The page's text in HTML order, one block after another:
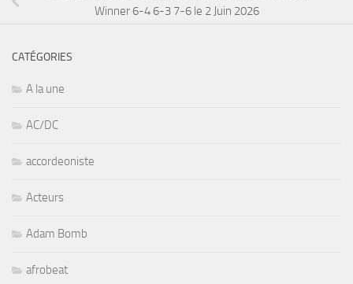
Winner 6-4 6-3 7-6 le 2 Juin 2026
CATÉGORIES
A la une
AC/DC
accordeoniste
Acteurs
Adam Bomb
afrobeat